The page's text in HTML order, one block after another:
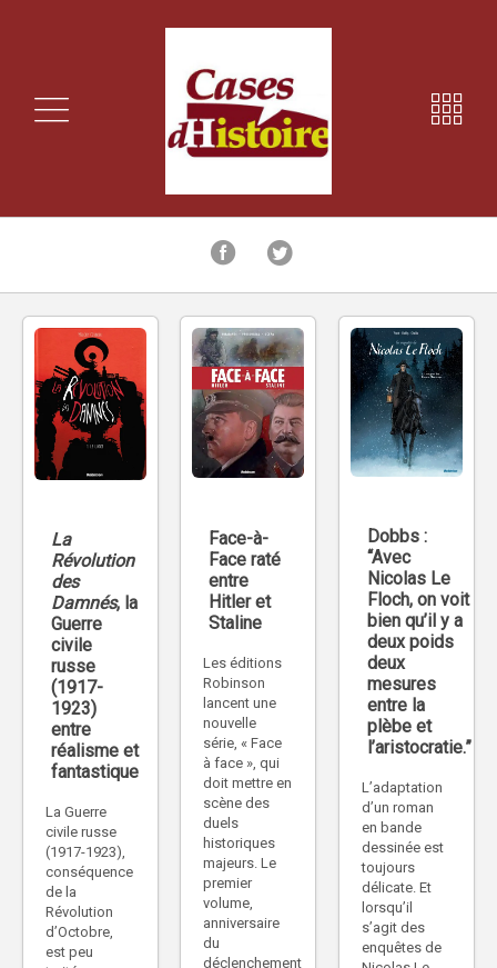
La
Révolution
des
Damnés, la
Guerre
civile
russe
(1917-
1923)
entre
réalisme et
fantastique
La Guerre
civile russe
(1917-1923),
conséquence
de la
Révolution
d’Octobre,
est peu
Face-à-
Face raté
entre
Hitler et
Staline
Les éditions
Robinson
lancent une
nouvelle
série, « Face
à face », qui
doit mettre en
scène des
duels
historiques
majeurs. Le
premier
volume,
anniversaire
du
déclenchement
Dobbs :
“Avec
Nicolas Le
Floch, on voit
bien qu’il y a
deux poids
deux
mesures
entre la
plèbe et
l’aristocratie.”
L’adaptation
d’un roman
en bande
dessinée est
toujours
délicate. Et
lorsqu’il
s’agit des
enquêtes de